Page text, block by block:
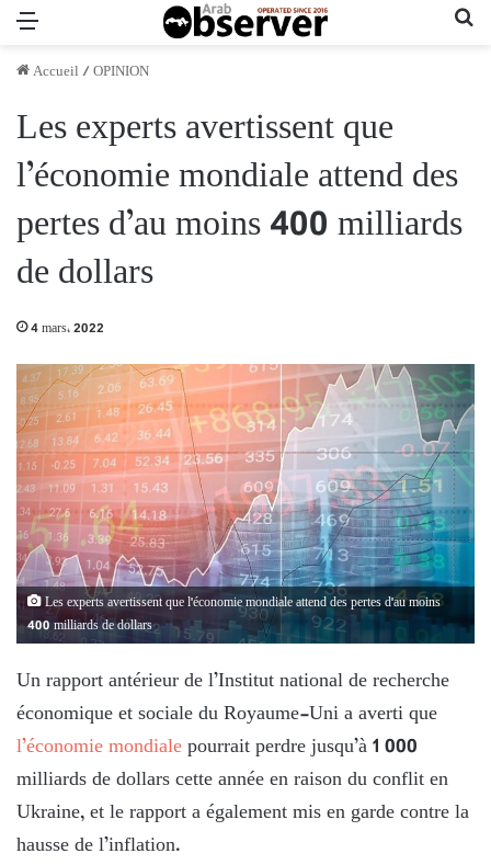
Accueil /OPINION
Les experts avertissent que
l’économie mondiale attend des
pertes d’au moins 400 milliards
de dollars
4 mars، 2022
Les experts avertissent que l'économie mondiale attend des pertes d'au moins
400 milliards de dollars
Un rapport antérieur de l’Institut national de recherche
économique et sociale du Royaume-Uni a averti que
l’économie mondialepourrait perdre jusqu’à 1 000
milliards de dollars cette année en raison du conflit en
Ukraine, et le rapport a également mis en garde contre la
hausse de l’inflation.